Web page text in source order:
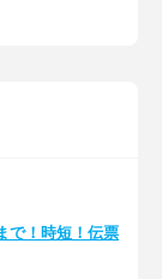
で！時短！伝票